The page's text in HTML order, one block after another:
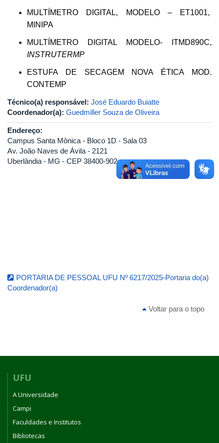
MULTÍMETRO DIGITAL, MODELO – ET1001,
MINIPA
MULTÍMETRO DIGITAL MODELO- ITMD890C,
INSTRUTERMP
ESTUFA DE SECAGEM NOVA ÉTICA MOD.
CONTEMP
Técnico(a) responsável: José Eduardo Buiatte
Coordenador(a): Guedmiller Souza de Oliveira
Endereço:
Campus Santa Mônica - Bloco 1D - Sala 03
Av. João Naves de Ávila - 2121
Uberlândia - MG - CEP 38400-902
PORTARIA DE PESSOAL UFU Nº 6217/2025-Portaria do(a)
Coordenador(a)
Voltar para o topo
UFU
A Universidade
Campi
Faculdades e Institutos
Bibliotecas